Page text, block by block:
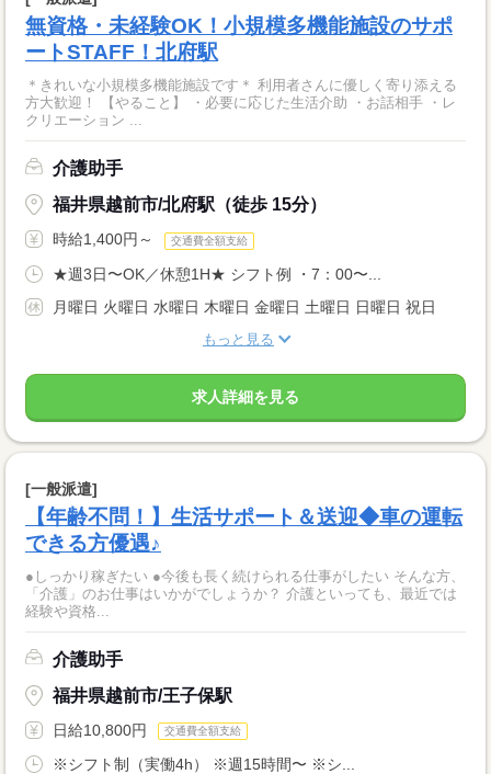
無資格・未経験OK！小規模多機能施設のサポ
ートSTAFF！北府駅
＊きれいな小規模多機能施設です＊ 利用者さんに優しく寄り添える
方大歓迎！ 【やること】 ・必要に応じた生活介助 ・お話相手 ・レ
クリエーション ...
介護助手
福井県越前市/北府駅（徒歩 15分）
時給1,400円～ 交通費全額支給
★週3日〜OK／休憩1H★ シフト例 ・7：00〜...
月曜日 火曜日 水曜日 木曜日 金曜日 土曜日 日曜日 祝日
もっと見る
求人詳細を見る
[一般派遣]
【年齢不問！】生活サポート＆送迎◆車の運転
できる方優遇♪
●しっかり稼ぎたい ●今後も長く続けられる仕事がしたい そんな方、
「介護」のお仕事はいかがでしょうか？ 介護といっても、最近では
経験や資格...
介護助手
福井県越前市/王子保駅
日給10,800円 交通費全額支給
※シフト制（実働4h） ※週15時間〜 ※シ...